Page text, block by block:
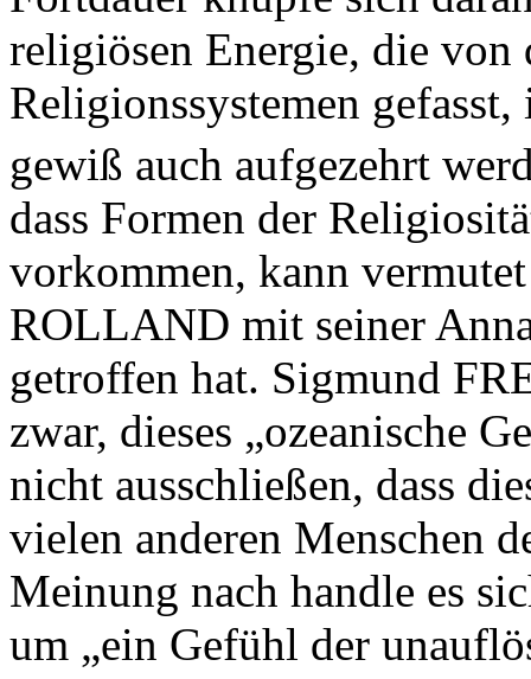
religiösen Energie, die von
Religionssystemen
gewiß auch aufgezehrt
dass Formen der
vorkommen, kann
ROLLAND mit seiner
getroffen hat. Sigmund
zwar, dieses „ozeanische
nicht ausschließen, dass
vielen anderen Menschen
Meinung nach handle es
um „ein Gefühl der